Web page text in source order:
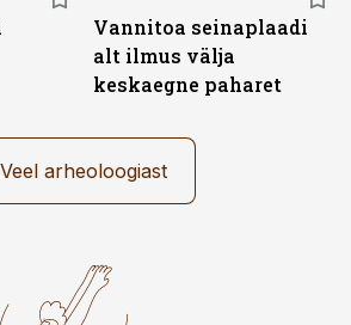
Vannitoa seinaplaadi
alt ilmus välja
keskaegne paharet
Veel arheoloogiast